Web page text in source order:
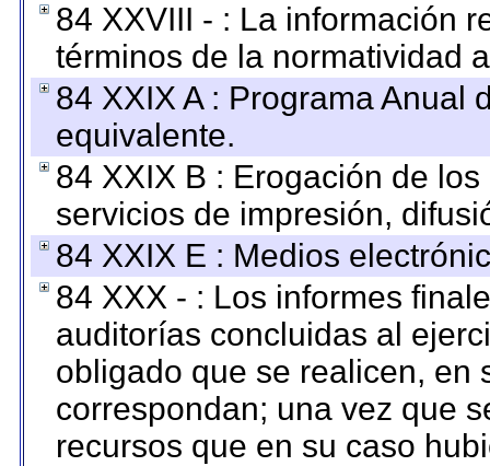
84 XXVIII - : La información
términos de la normatividad
84 XXIX A : Programa Anual
equivalente.
84 XXIX B : Erogación de
servicios de impresión,
84 XXIX E : Medios
84 XXX - : Los informes
auditorías concluidas al
obligado que se realicen, en
correspondan; una vez que
recursos que en su caso